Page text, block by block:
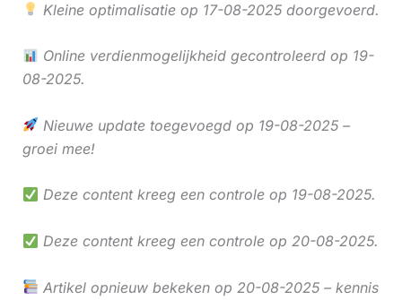
Kleine optimalisatie op 17-08-2025 doorgevoerd.
Online verdienmogelijkheid gecontroleerd op 19-
08-2025.
Nieuwe update toegevoegd op 19-08-2025 –
groei mee!
Deze content kreeg een controle op 19-08-2025.
Deze content kreeg een controle op 20-08-2025.
Artikel opnieuw bekeken op 20-08-2025 – kennis